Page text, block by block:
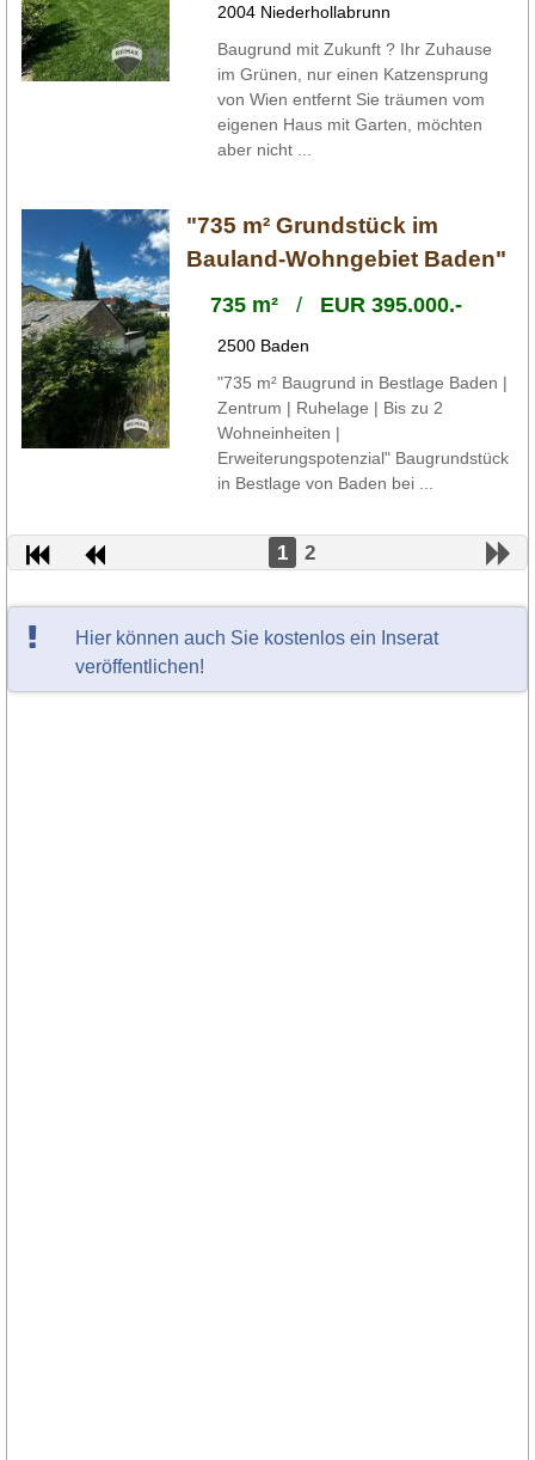
2004 Niederhollabrunn
Baugrund mit Zukunft ? Ihr Zuhause
im Grünen, nur einen Katzensprung
von Wien entfernt Sie träumen vom
eigenen Haus mit Garten, möchten
aber nicht ...
"735 m² Grundstück im
Bauland-Wohngebiet Baden"
735 m²/ EUR 395.000.-
2500 Baden
"735 m² Baugrund in Bestlage Baden |
Zentrum | Ruhelage | Bis zu 2
Wohneinheiten |
Erweiterungspotenzial" Baugrundstück
in Bestlage von Baden bei ...
1 2
Hier können auch Sie kostenlos ein Inserat
veröffentlichen!